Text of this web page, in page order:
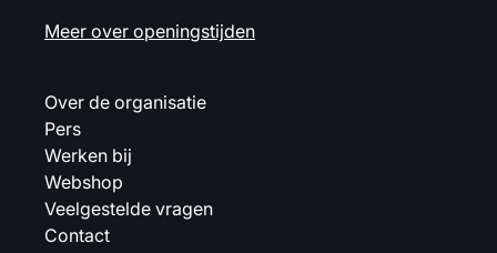
Meer over openingstijden
Over de organisatie
Pers
Werken bij
Webshop
Veelgestelde vragen
Contact